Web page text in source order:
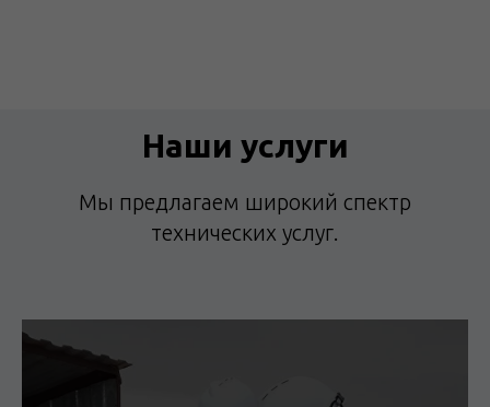
Наши услуги
Мы предлагаем широкий спектр
технических услуг.